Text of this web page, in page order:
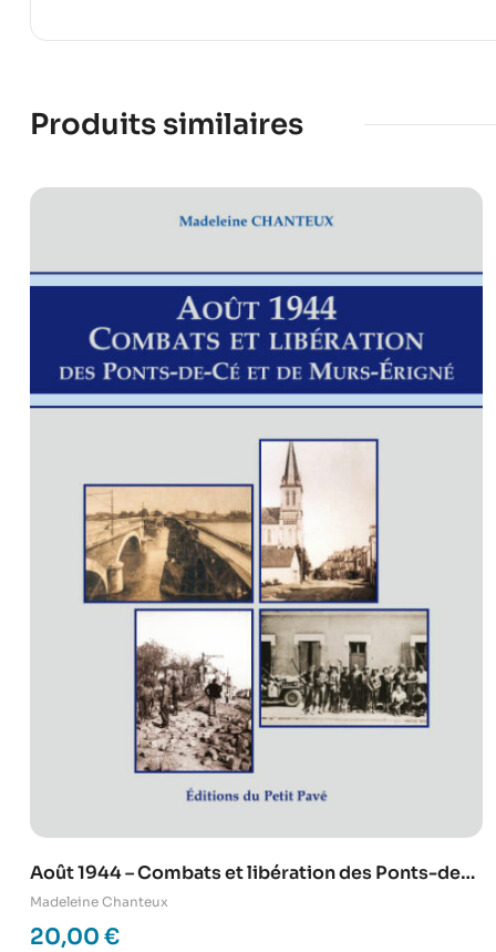
Produits similaires
Août 1944 – Combats et libération des Ponts-de-
Cé et de Mûrs-Erigné
Madeleine Chanteux
20,00 €